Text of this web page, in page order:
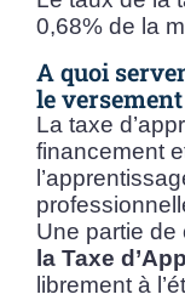
0,68% de la
A quoi
le
La taxe
financement
Une partie de
la Taxe
librement à